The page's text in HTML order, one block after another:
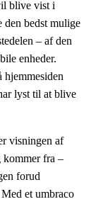
blive vist i
den bedst mulige
– af den
enheder.
hjemmesiden
lyst til at blive
visningen af
kommer fra –
forud
et umbraco